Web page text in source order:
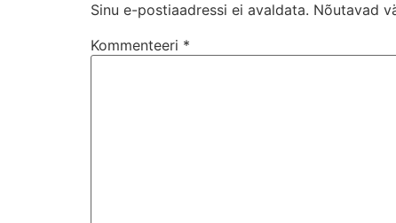
Sinu e-postiaadressi ei avaldata. Nõutavad
Kommenteeri *